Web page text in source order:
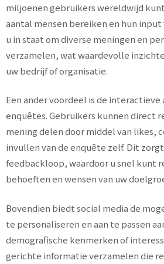
miljoenen gebruikers wereldwijd
aantal mensen bereiken en hun
u in staat om diverse meningen en
verzamelen, wat waardevolle
uw bedrijf of organisatie.
Een ander voordeel is de interactieve
enquêtes. Gebruikers kunnen direct
mening delen door middel van likes,
invullen van de enquête zelf. Dit
feedbackloop, waardoor u snel kunt
behoeften en wensen van uw
Bovendien biedt social media de
te personaliseren en aan te passen
demografische kenmerken of
gerichte informatie verzamelen die